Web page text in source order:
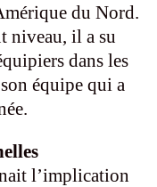
du Nord.
niveau, il a su
dans les
équipe qui a
l’implication